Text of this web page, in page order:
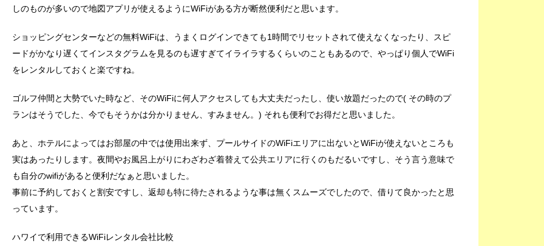
しのものが多いので地図アプリが使えるようにWiFiがある方が断然便利だと思います。
ショッピングセンターなどの無料WiFiは、うまくログインできても1時間でリセットされて使えなくなったり、スピ
ードがかなり遅くてインスタグラムを見るのも遅すぎてイライラするくらいのこともあるので、やっぱり個人でWiFi
をレンタルしておくと楽ですね。
ゴルフ仲間と大勢でいた時など、そのWiFiに何人アクセスしても大丈夫だったし、使い放題だったので( その時のプ
ランはそうでした、今でもそうかは分かりません、すみません。) それも便利でお得だと思いました。
あと、ホテルによってはお部屋の中では使用出来ず、プールサイドのWiFiエリアに出ないとWiFiが使えないところも
実はあったりします。夜間やお風呂上がりにわざわざ着替えて公共エリアに行くのもだるいですし、そう言う意味で
も自分のwifiがあると便利だなぁと思いました。
事前に予約しておくと割安ですし、返却も特に待たされるような事は無くスムーズでしたので、借りて良かったと思
っています。
ハワイで利用できるWiFiレンタル会社比較